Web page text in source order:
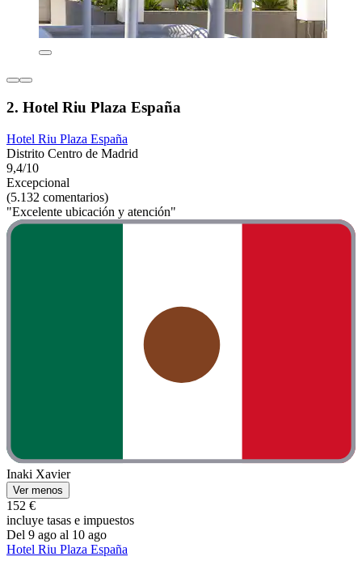
2. Hotel Riu Plaza España
Hotel Riu Plaza España
Distrito Centro de Madrid
9,4/10
Excepcional
(5.132 comentarios)
"Excelente ubicación y atención"
Inaki Xavier
Ver menos
152 €
incluye tasas e impuestos
Del 9 ago al 10 ago
Hotel Riu Plaza España